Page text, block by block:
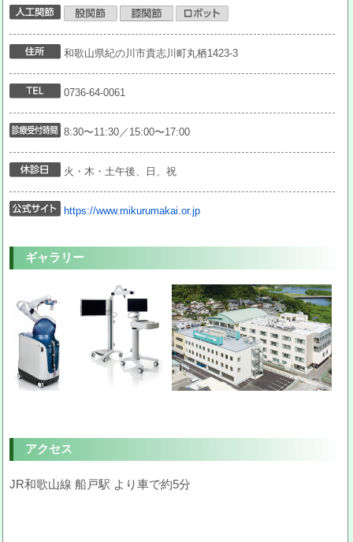
和歌山県紀の川市貴志川町丸栖1423-3
0736-64-0061
8:30〜11:30／15:00〜17:00
火・木・土午後、日、祝
https://www.mikurumakai.or.jp
ギャラリー
アクセス
JR和歌山線 船戸駅 より車で約5分